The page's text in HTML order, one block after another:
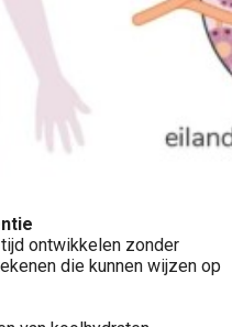
ontwikkelen zonder
die kunnen wijzen op